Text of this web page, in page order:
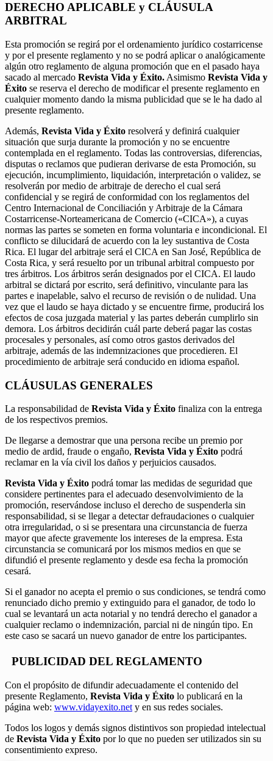
DERECHO APLICABLE y CLÁUSULA
ARBITRAL
Esta promoción se regirá por el ordenamiento jurídico costarricense
y por el presente reglamento y no se podrá aplicar o analógicamente
algún otro reglamento de alguna promoción que en el pasado haya
sacado al mercado Revista Vida y Éxito. Asimismo Revista Vida y
Éxito se reserva el derecho de modificar el presente reglamento en
cualquier momento dando la misma publicidad que se le ha dado al
presente reglamento.
Además, Revista Vida y Éxito resolverá y definirá cualquier
situación que surja durante la promoción y no se encuentre
contemplada en el reglamento. Todas las controversias, diferencias,
disputas o reclamos que pudieran derivarse de esta Promoción, su
ejecución, incumplimiento, liquidación, interpretación o validez, se
resolverán por medio de arbitraje de derecho el cual será
confidencial y se regirá de conformidad con los reglamentos del
Centro Internacional de Conciliación y Arbitraje de la Cámara
Costarricense-Norteamericana de Comercio («CICA»), a cuyas
normas las partes se someten en forma voluntaria e incondicional. El
conflicto se dilucidará de acuerdo con la ley sustantiva de Costa
Rica. El lugar del arbitraje será el CICA en San José, República de
Costa Rica, y será resuelto por un tribunal arbitral compuesto por
tres árbitros. Los árbitros serán designados por el CICA. El laudo
arbitral se dictará por escrito, será definitivo, vinculante para las
partes e inapelable, salvo el recurso de revisión o de nulidad. Una
vez que el laudo se haya dictado y se encuentre firme, producirá los
efectos de cosa juzgada material y las partes deberán cumplirlo sin
demora. Los árbitros decidirán cuál parte deberá pagar las costas
procesales y personales, así como otros gastos derivados del
arbitraje, además de las indemnizaciones que procedieren. El
procedimiento de arbitraje será conducido en idioma español.
CLÁUSULAS GENERALES
La responsabilidad de Revista Vida y Éxito finaliza con la entrega
de los respectivos premios.
De llegarse a demostrar que una persona recibe un premio por
medio de ardid, fraude o engaño, Revista Vida y Éxito podrá
reclamar en la vía civil los daños y perjuicios causados.
Revista Vida y Éxito podrá tomar las medidas de seguridad que
considere pertinentes para el adecuado desenvolvimiento de la
promoción, reservándose incluso el derecho de suspenderla sin
responsabilidad, si se llegar a detectar defraudaciones o cualquier
otra irregularidad, o si se presentara una circunstancia de fuerza
mayor que afecte gravemente los intereses de la empresa. Esta
circunstancia se comunicará por los mismos medios en que se
difundió el presente reglamento y desde esa fecha la promoción
cesará.
Si el ganador no acepta el premio o sus condiciones, se tendrá como
renunciado dicho premio y extinguido para el ganador, de todo lo
cual se levantará un acta notarial y no tendrá derecho el ganador a
cualquier reclamo o indemnización, parcial ni de ningún tipo. En
este caso se sacará un nuevo ganador de entre los participantes.
PUBLICIDAD DEL REGLAMENTO
Con el propósito de difundir adecuadamente el contenido del
presente Reglamento, Revista Vida y Éxito lo publicará en la
página web: www.vidayexito.net y en sus redes sociales.
Todos los logos y demás signos distintivos son propiedad intelectual
de Revista Vida y Éxito por lo que no pueden ser utilizados sin su
consentimiento expreso.